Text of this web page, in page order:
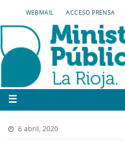
WEBMAIL ACCESO PRENSA
6 abril, 2020